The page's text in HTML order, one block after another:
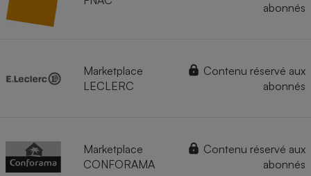
abonnés
Marketplace
LECLERC
Contenu réservé aux
abonnés
Marketplace
CONFORAMA
Contenu réservé aux
abonnés